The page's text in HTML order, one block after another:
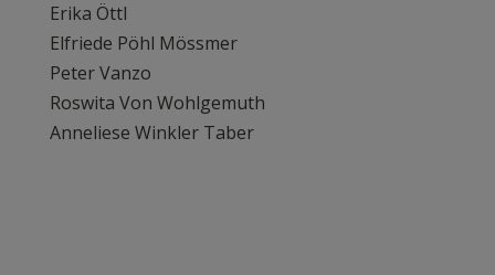
Erika Öttl
Elfriede Pöhl Mössmer
Peter Vanzo
Roswita Von Wohlgemuth
Anneliese Winkler Taber